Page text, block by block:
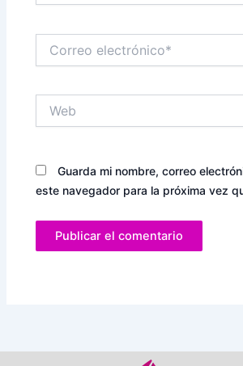
electrónico*
Guarda mi nombre, correo
este navegador para la próxima vez